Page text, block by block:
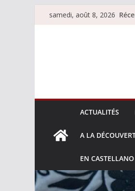
Passersamedi, août 8, 2026
ACTUALITÉS
A LA
EN CASTELLANO